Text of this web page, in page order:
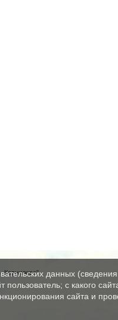
Корнилова"
данных
с какого
сайта и